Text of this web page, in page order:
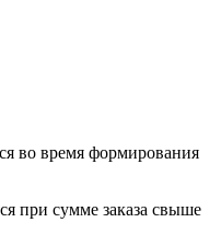
во время формирования
при сумме заказа свыше